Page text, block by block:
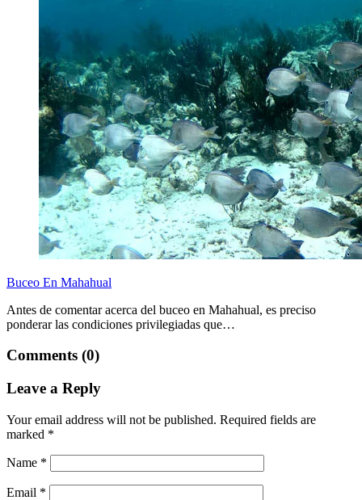
Buceo En Mahahual
Antes de comentar acerca del buceo en Mahahual, es preciso
ponderar las condiciones privilegiadas que…
Comments (0)
Leave a Reply
Your email address will not be published. Required fields are
marked *
Name *
Email *